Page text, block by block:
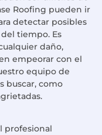
Roofing pueden ir
detectar posibles
tiempo. Es
daño,
empeorar con el
equipo de
buscar, como
profesional